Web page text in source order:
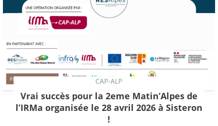
CAP-ALP
Vrai succès pour la 2eme Matin’Alpes de
l’IRMa organisée le 28 avril 2026 à Sisteron
!